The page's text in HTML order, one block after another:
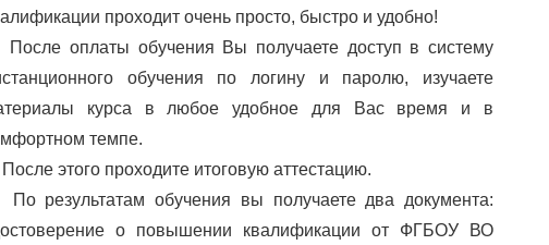
проходит очень просто, быстро и удобно!
После оплаты обучения Вы получаете доступ в систему
обучения по логину и паролю, изучаете
курса в любое удобное для Вас время и в
темпе.
После этого проходите итоговую аттестацию.
По результатам обучения вы получаете два документа:
о повышении квалификации от ФГБОУ ВО